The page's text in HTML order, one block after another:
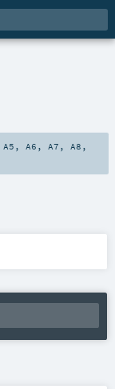
A5 , A6 , A7 , A8 ,